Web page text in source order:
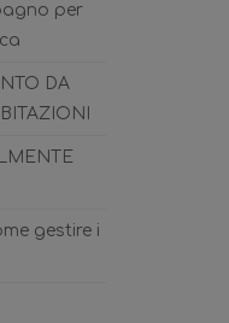
per
DA
gestire i